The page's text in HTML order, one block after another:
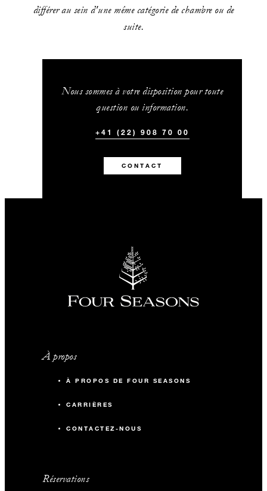
différer au sein d'une même catégorie de chambre ou de
suite.
Nous sommes à votre disposition pour toute
question ou information.
+41 (22) 908 70 00
CONTACT
À propos
À PROPOS DE FOUR SEASONS
CARRIÈRES
CONTACTEZ-NOUS
Réservations